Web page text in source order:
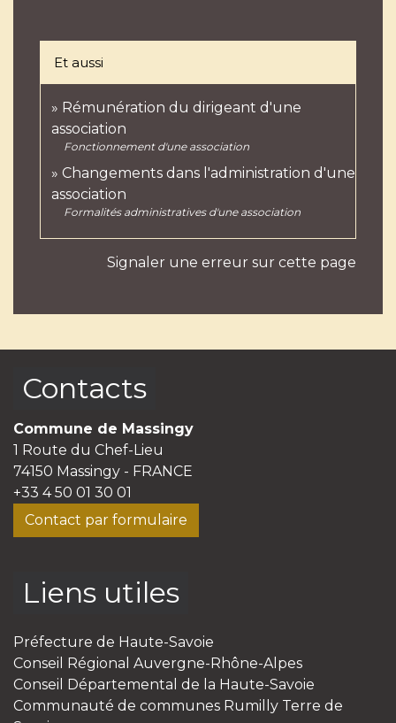
Et aussi
Rémunération du dirigeant d'une
association
Fonctionnement d'une association
Changements dans l'administration d'une
association
Formalités administratives d'une association
Signaler une erreur sur cette page
Contacts
Commune de Massingy
1 Route du Chef-Lieu
74150 Massingy - FRANCE
+33 4 50 01 30 01
Contact par formulaire
Liens utiles
Préfecture de Haute-Savoie
Conseil Régional Auvergne-Rhône-Alpes
Conseil Départemental de la Haute-Savoie
Communauté de communes Rumilly Terre de